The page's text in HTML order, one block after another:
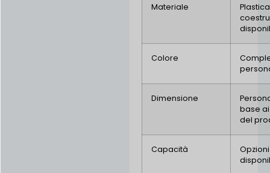
Materiale
Plastica
Colore
Dimensione
base
del
Capacità